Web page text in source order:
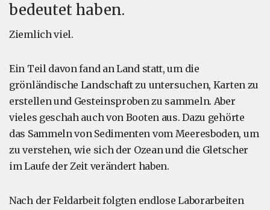
bedeutet haben.
Ziemlich viel.
Ein Teil davon fand an Land statt, um die
grönländische Landschaft zu untersuchen, Karten zu
erstellen und Gesteinsproben zu sammeln. Aber
vieles geschah auch von Booten aus. Dazu gehörte
das Sammeln von Sedimenten vom Meeresboden, um
zu verstehen, wie sich der Ozean und die Gletscher
im Laufe der Zeit verändert haben.
Nach der Feldarbeit folgten endlose Laborarbeiten